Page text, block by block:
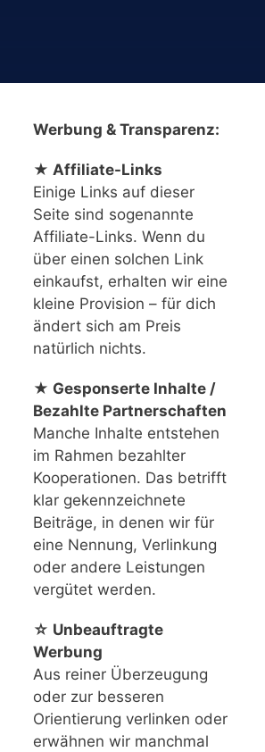
Werbung & Transparenz:
★ Affiliate-Links
Einige Links auf dieser
Seite sind sogenannte
Affiliate-Links. Wenn du
über einen solchen Link
einkaufst, erhalten wir eine
kleine Provision – für dich
ändert sich am Preis
natürlich nichts.
★ Gesponserte Inhalte /
Bezahlte Partnerschaften
Manche Inhalte entstehen
im Rahmen bezahlter
Kooperationen. Das betrifft
klar gekennzeichnete
Beiträge, in denen wir für
eine Nennung, Verlinkung
oder andere Leistungen
vergütet werden.
☆ Unbeauftragte
Werbung
Aus reiner Überzeugung
oder zur besseren
Orientierung verlinken oder
erwähnen wir manchmal